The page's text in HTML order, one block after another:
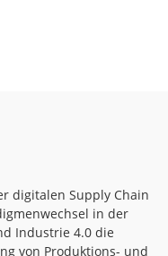
digitalen Supply Chain
in der
Industrie 4.0 die
von Produktions- und